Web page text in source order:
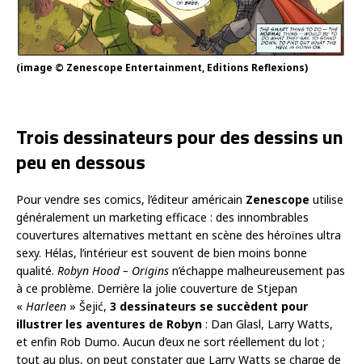
(image © Zenescope Entertainment, Editions Reflexions)
Trois dessinateurs pour des dessins un
peu en dessous
Pour vendre ses comics, l’éditeur américain Zenescope utilise
généralement un marketing efficace : des innombrables
couvertures alternatives mettant en scène des héroïnes ultra
sexy. Hélas, l’intérieur est souvent de bien moins bonne
qualité. Robyn Hood – Origins n’échappe malheureusement pas
à ce problème. Derrière la jolie couverture de Stjepan
« Harleen » Šejić, 3 dessinateurs se succèdent pour
illustrer les aventures de Robyn : Dan Glasl, Larry Watts,
et enfin Rob Dumo. Aucun d’eux ne sort réellement du lot ;
tout au plus, on peut constater que Larry Watts se charge de